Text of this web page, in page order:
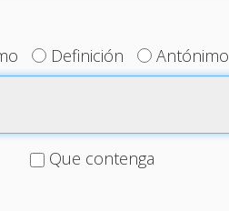
Definición Antónimo
Que contenga